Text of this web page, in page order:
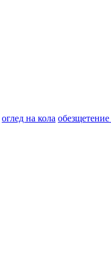
оглед на кола